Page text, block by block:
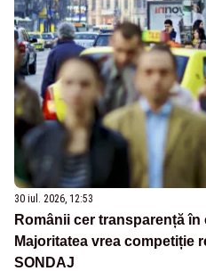
30 iul. 2026, 12:53
Românii cer transparență
Majoritatea vrea competiție
SONDAJ